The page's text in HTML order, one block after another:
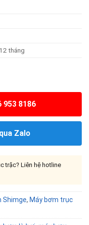
tháng
953 8186
Zalo
trặc? Liên hệ hotline
Shimge, Máy bơm trục